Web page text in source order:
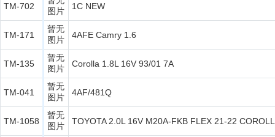
TM-702
图片
1C NEW
TM-171
暂无
图片
4AFE Camry 1.6
TM-135
暂无
图片
Corolla 1.8L 16V 93/01 7A
TM-041
暂无
图片
4AF/481Q
TM-1058
暂无
图片
TOYOTA 2.0L 16V M20A-FKB FLEX 21-22